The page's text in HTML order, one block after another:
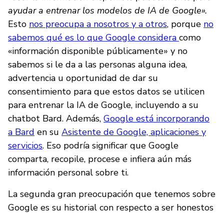
ayudar a entrenar los modelos de IA de Google».
Esto nos preocupa a nosotros y a otros, porque no
sabemos qué es lo que Google considera como
«información disponible públicamente» y no
sabemos si le da a las personas alguna idea,
advertencia u oportunidad de dar su
consentimiento para que estos datos se utilicen
para entrenar la IA de Google, incluyendo a su
chatbot Bard. Además, Google está incorporando
a Bard en su Asistente de Google, aplicaciones y
servicios. Eso podría significar que Google
comparta, recopile, procese e infiera aún más
información personal sobre ti.
La segunda gran preocupación que tenemos sobre
Google es su historial con respecto a ser honestos